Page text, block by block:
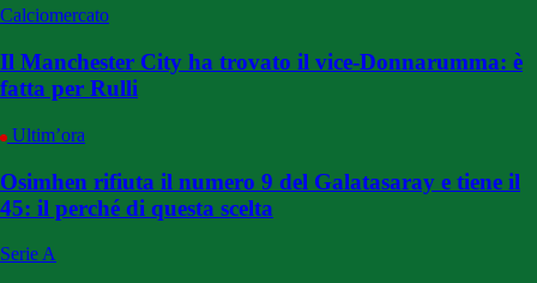
Calciomercato
Il Manchester City ha trovato il vice-Donnarumma: è
fatta per Rulli
Ultim’ora
Osimhen rifiuta il numero 9 del Galatasaray e tiene il
45: il perché di questa scelta
Serie A